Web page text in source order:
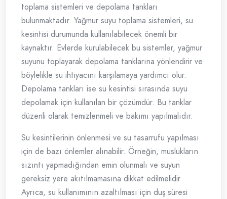
toplama sistemleri ve depolama tankları
bulunmaktadır. Yağmur suyu toplama sistemleri, su
kesintisi durumunda kullanılabilecek önemli bir
kaynaktır. Evlerde kurulabilecek bu sistemler, yağmur
suyunu toplayarak depolama tanklarına yönlendirir ve
böylelikle su ihtiyacını karşılamaya yardımcı olur.
Depolama tankları ise su kesintisi sırasında suyu
depolamak için kullanılan bir çözümdür. Bu tanklar
düzenli olarak temizlenmeli ve bakımı yapılmalıdır.
Su kesintilerinin önlenmesi ve su tasarrufu yapılması
için de bazı önlemler alınabilir. Örneğin, muslukların
sızıntı yapmadığından emin olunmalı ve suyun
gereksiz yere akıtılmamasına dikkat edilmelidir.
Ayrıca, su kullanımının azaltılması için duş süresi